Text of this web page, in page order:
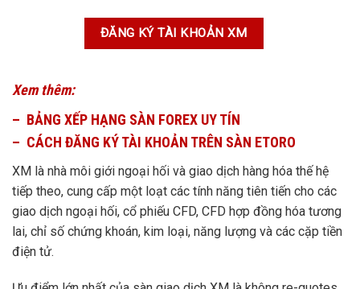
ĐĂNG KÝ TÀI KHOẢN XM
Xem thêm:
– BẢNG XẾP HẠNG SÀN FOREX UY TÍN
– CÁCH ĐĂNG KÝ TÀI KHOẢN TRÊN SÀN ETORO
XM là nhà môi giới ngoại hối và giao dịch hàng hóa thế hệ
tiếp theo, cung cấp một loạt các tính năng tiên tiến cho các
giao dịch ngoại hối, cổ phiếu CFD, CFD hợp đồng hóa tương
lai, chỉ số chứng khoán, kim loại, năng lượng và các cặp tiền
điện tử.